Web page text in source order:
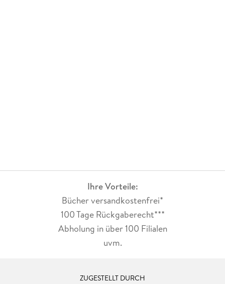
Ihre Vorteile:
Bücher versandkostenfrei*
100 Tage Rückgaberecht***
Abholung in über 100 Filialen
uvm.
ZUGESTELLT DURCH